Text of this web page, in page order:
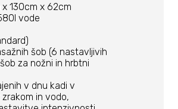
x 130cm x 62cm
vode
šob (6 nastavljivih
za nožni in hrbtni
v dnu kadi v
in vodo,